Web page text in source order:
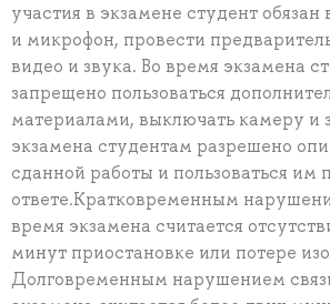
участия в экзамене студент
и микрофон, провести
видео и звука. Во время экзамена
запрещено пользоваться
материалами, выключать камеру и
экзамена студентам разрешено
сданной работы и пользоваться им
ответе.Кратковременным
время экзамена считается
минут приостановке или потере
Долговременным нарушением